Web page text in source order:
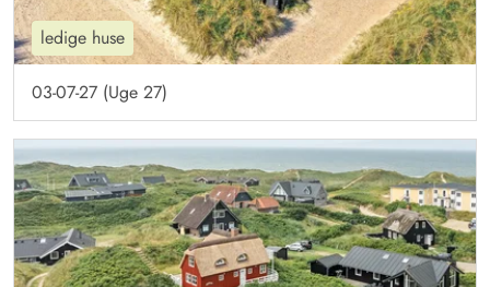
ledige huse
03-07-27 (Uge 27)